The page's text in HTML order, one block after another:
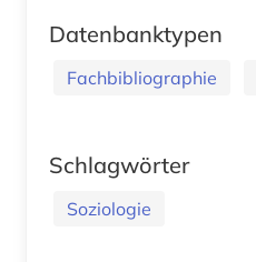
Datenbanktypen
Fachbibliographie
Schlagwörter
Soziologie